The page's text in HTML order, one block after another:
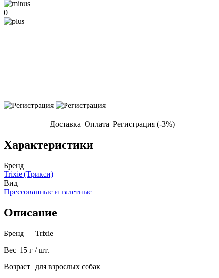
0
Доставка Оплата Регистрация (-3%)
Характеристики
Бренд
Trixie (Трикси)
Вид
Прессованные и галетные
Описание
Бренд
Trixie
Вес 15 г / шт.
Возраст
для взрослых собак